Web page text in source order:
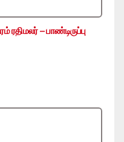
– பாண்டிருப்பு